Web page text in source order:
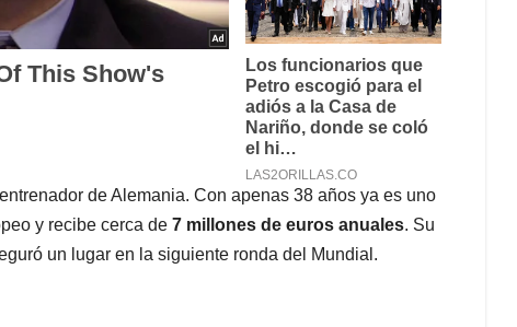
de Alemania. Con apenas 38 años ya es uno
y recibe cerca de 7 millones de euros anuales. Su
un lugar en la siguiente ronda del Mundial.